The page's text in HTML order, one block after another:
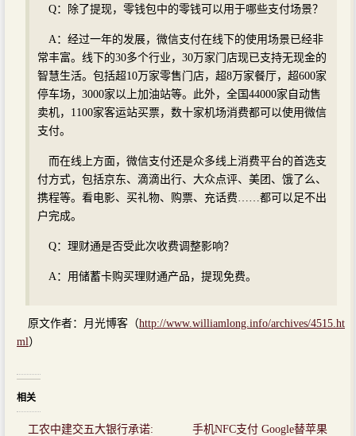
Q：除了提现，零钱包中的零钱可以用于哪些支付场景？
A：经过一年的发展，微信支付在线下的使用场景已经非
常丰富。线下的30多个行业，30万家门店现已支持无现金的
智慧生活。包括超10万家零售门店，超8万家餐厅，超600家
停车场，3000家以上加油站等。此外，全国44000家自动售
卖机，1100家客运站买票，数十家机场消费都可以使用微信
支付。
而在线上方面，微信支付还是众多线上消费平台的首选支
付方式，包括京东、滴滴出行、大众点评、美团、饿了么、
携程等。看电影、买礼物、购票、充话费……都可以足不出
户完成。
Q：理财通是否受此次收费调整影响？
A：用储蓄卡购买理财通产品，提现免费。
原文作者：月光博客（http://www.williamlong.info/archives/4515.ht
ml）
相关
工农中建交五大银行承诺:
手机NFC支付 Google替苹果